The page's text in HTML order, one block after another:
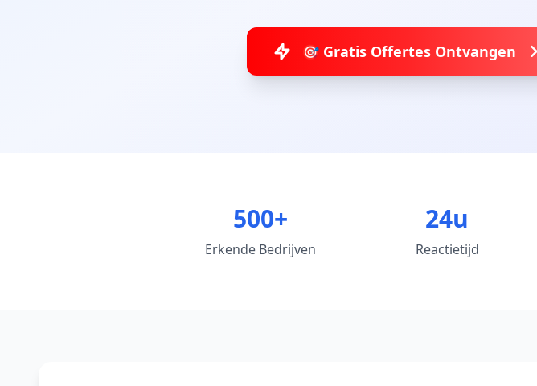
🎯 Gratis Offertes Ontvangen
500+
Erkende Bedrijven
24u
Reactietijd